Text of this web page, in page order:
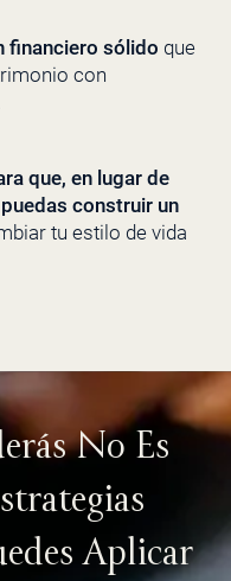
financiero sólido que
con
que, en lugar de
construir un
tu estilo de vida
No Es
Aplicar